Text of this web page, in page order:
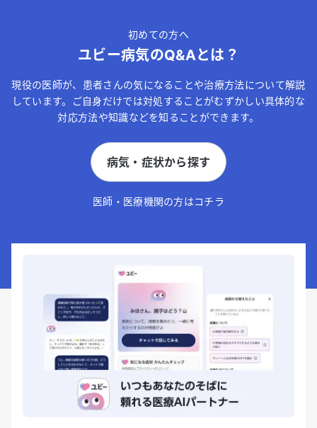
初めての方へ
ユビー病気のQ&Aとは？
現役の医師が、患者さんの気になることや治療方法について解説
しています。ご自身だけでは対処することがむずかしい具体的な
対応方法や知識などを知ることができます。
病気・症状から探す
医師・医療機関の方はコチラ